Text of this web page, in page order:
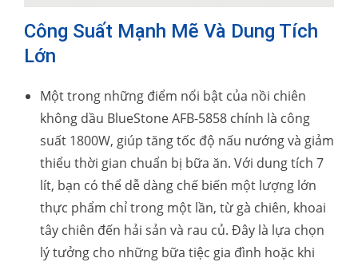
Công Suất Mạnh Mẽ Và Dung Tích
Lớn
Một trong những điểm nổi bật của nồi chiên
không dầu BlueStone AFB-5858 chính là công
suất 1800W, giúp tăng tốc độ nấu nướng và giảm
thiểu thời gian chuẩn bị bữa ăn. Với dung tích 7
lít, bạn có thể dễ dàng chế biến một lượng lớn
thực phẩm chỉ trong một lần, từ gà chiên, khoai
tây chiên đến hải sản và rau củ. Đây là lựa chọn
lý tưởng cho những bữa tiệc gia đình hoặc khi